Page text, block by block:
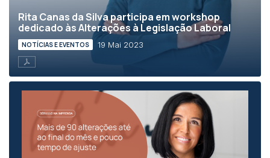
Rita Canas da Silva participa em workshop
dedicado às Alterações à Legislação Laboral
NOTÍCIAS E EVENTOS 19 Mai 2023